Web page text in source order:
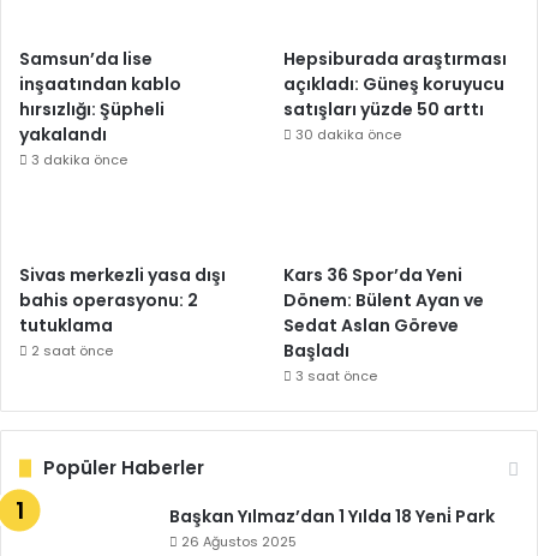
Samsun’da lise
inşaatından kablo
hırsızlığı: Şüpheli
yakalandı
3 dakika önce
Hepsiburada araştırması
açıkladı: Güneş koruyucu
satışları yüzde 50 arttı
30 dakika önce
Sivas merkezli yasa dışı
bahis operasyonu: 2
tutuklama
2 saat önce
Kars 36 Spor’da Yeni
Dönem: Bülent Ayan ve
Sedat Aslan Göreve
Başladı
3 saat önce
Popüler Haberler
Başkan Yılmaz’dan 1 Yılda 18 Yeni̇ Park
26 Ağustos 2025